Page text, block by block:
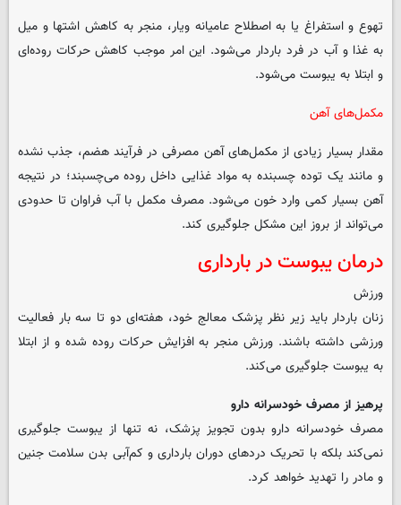
تهوع و استفراغ یا به اصطلاح عامیانه ویار، منجر به کاهش اشتها و میل
به غذا و آب در فرد باردار می‌شود. این امر موجب کاهش حرکات روده‌ای
و ابتلا به یبوست می‌شود.
مکمل‌های آهن
مقدار بسیار زیادی از مکمل‌های آهن مصرفی در فرآیند هضم، جذب نشده
و مانند یک توده چسبنده به مواد غذایی داخل روده می‌چسبند؛ در نتیجه
آهن بسیار کمی وارد خون می‌شود. مصرف مکمل با آب فراوان تا حدودی
می‌تواند از بروز این مشکل جلوگیری کند.
درمان یبوست در بارداری
ورزش
زنان باردار باید زیر نظر پزشک معالج خود، هفته‌ای دو تا سه بار فعالیت
ورزشی داشته باشند. ورزش منجر به افزایش حرکات روده شده و از ابتلا
به یبوست جلوگیری می‌کند.
پرهیز از مصرف خودسرانه دارو
مصرف خودسرانه دارو بدون تجویز پزشک، نه تنها از یبوست جلوگیری
نمی‌کند بلکه با تحریک دردهای دوران بارداری و کم‌آبی بدن سلامت جنین
و مادر را تهدید خواهد کرد.